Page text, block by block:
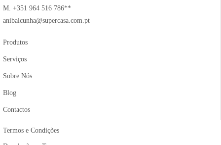
M. +351 964 516 786**
anibalcunha@supercasa.com.pt
Produtos
Serviços
Sobre Nós
Blog
Contactos
Termos e Condições